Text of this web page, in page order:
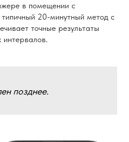
в помещении с
20-минутный метод с
точные результаты
позднее.